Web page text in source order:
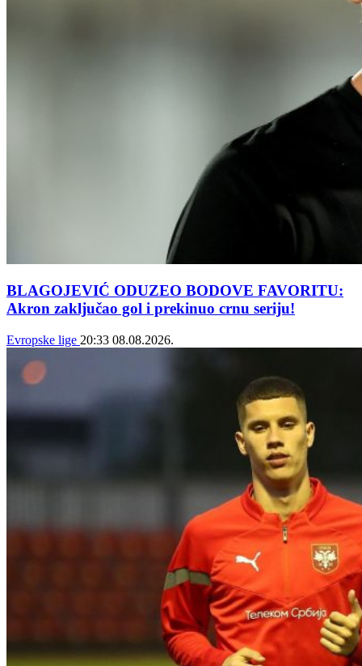
BLAGOJEVIĆ ODUZEO BODOVE FAVORITU:
Akron zaključao gol i prekinuo crnu seriju!
Evropske lige 20:33 08.08.2026.